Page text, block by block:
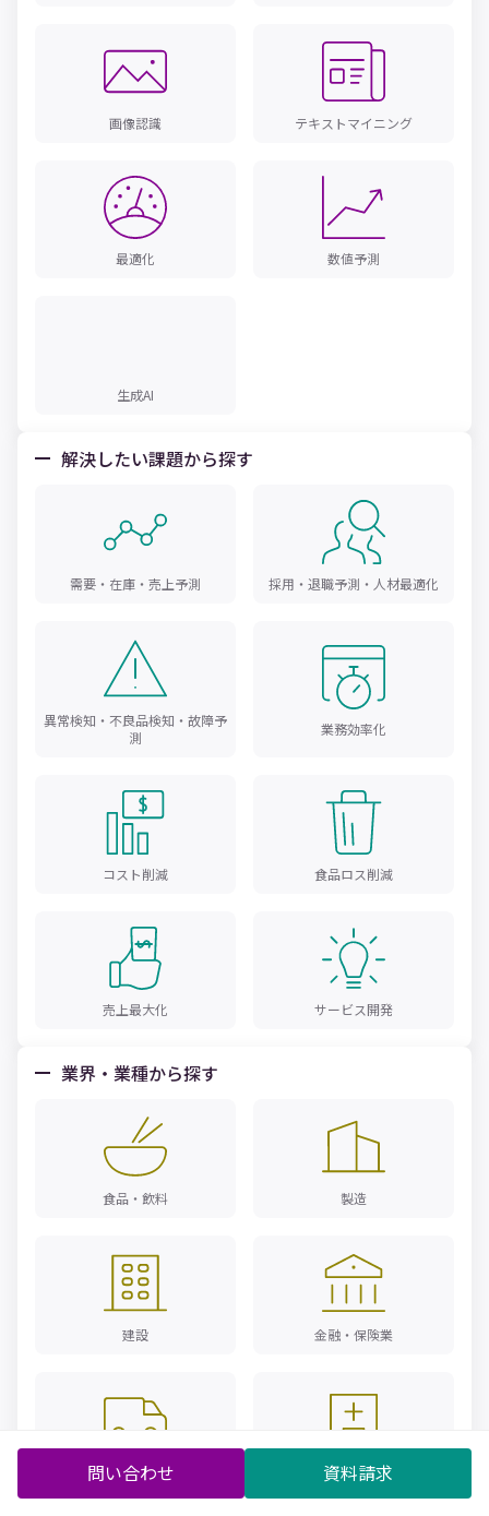
画像認識 テキストマイニング
最適化 数値予測
生成AI
解決したい課題から探す
需要・在庫・売上予測 採用・退職予測・人材最適化
異常検知・不良品検知・故障予
測
業務効率化
コスト削減 食品ロス削減
売上最大化 サービス開発
業界・業種から探す
食品・飲料 製造
建設 金融・保険業
物流 製薬・医療
問い合わせ 資料請求